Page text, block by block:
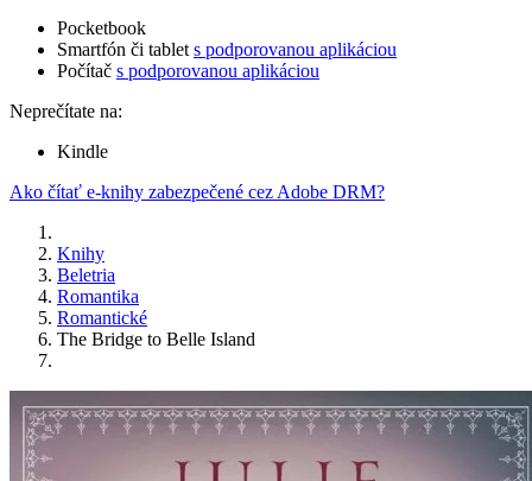
Pocketbook
Smartfón či tablet s podporovanou aplikáciou
Počítač s podporovanou aplikáciou
Neprečítate na:
Kindle
Ako čítať e-knihy zabezpečené cez Adobe DRM?
Knihy
Beletria
Romantika
Romantické
The Bridge to Belle Island